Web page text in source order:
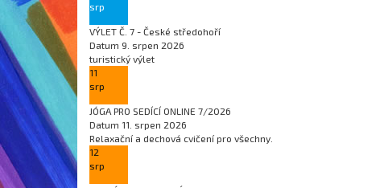
srp
VÝLET Č. 7 - České středohoří
Datum 9. srpen 2026
turistický výlet
11
srp
JÓGA PRO SEDÍCÍ ONLINE 7/2026
Datum 11. srpen 2026
Relaxační a dechová cvičení pro všechny.
12
srp